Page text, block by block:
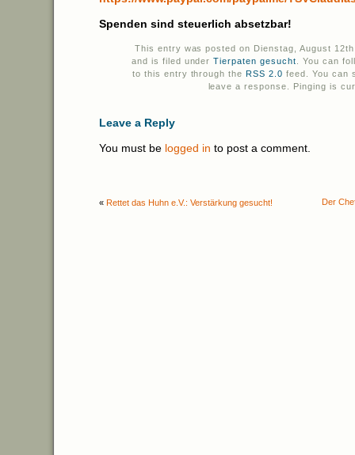
Spenden sind steuerlich absetzbar!
This entry was posted on Dienstag, August
and is filed underTierpaten gesucht
. You can
to this entry through theRSS 2.0 feed. You can
leave a response. Pinging is
Leave a Reply
You must be logged in to post a comment.
« Rettet das Huhn e.V.: Verstärkung gesucht! Der